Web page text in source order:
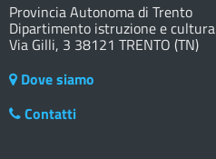
Provincia Autonoma di Trento
Dipartimento istruzione e cultura
Via Gilli, 3 38121 TRENTO (TN)
Dove siamo
Contatti